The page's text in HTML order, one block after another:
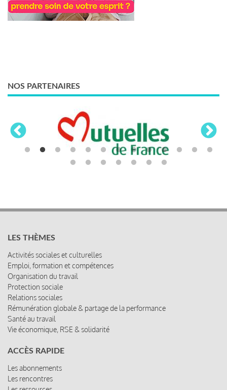
NOS PARTENAIRES
LES THÈMES
Activités sociales et culturelles
Emploi, formation et compétences
Organisation du travail
Protection sociale
Relations sociales
Rémunération globale & partage de la performance
Santé au travail
Vie économique, RSE & solidarité
ACCÈS RAPIDE
Les abonnements
Les rencontres